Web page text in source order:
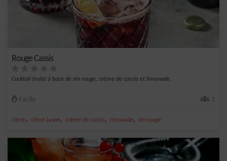
Rouge Cassis
Cocktail fruité à base de vin rouge, crème de cassis et limonade.
Facile 1
citron, citron jaune, crème de cassis, limonade, vin rouge